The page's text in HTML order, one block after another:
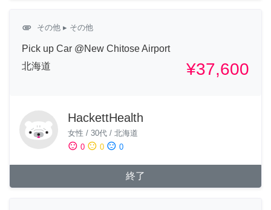
attachment その他 ▸ その他
Pick up Car @New Chitose Airport
北海道
¥37,600
HackettHealth
女性 / 30代 / 北海道
sentiment_satisfied 0 sentiment_neutral 0 sentiment_dissatisfied 0
終了